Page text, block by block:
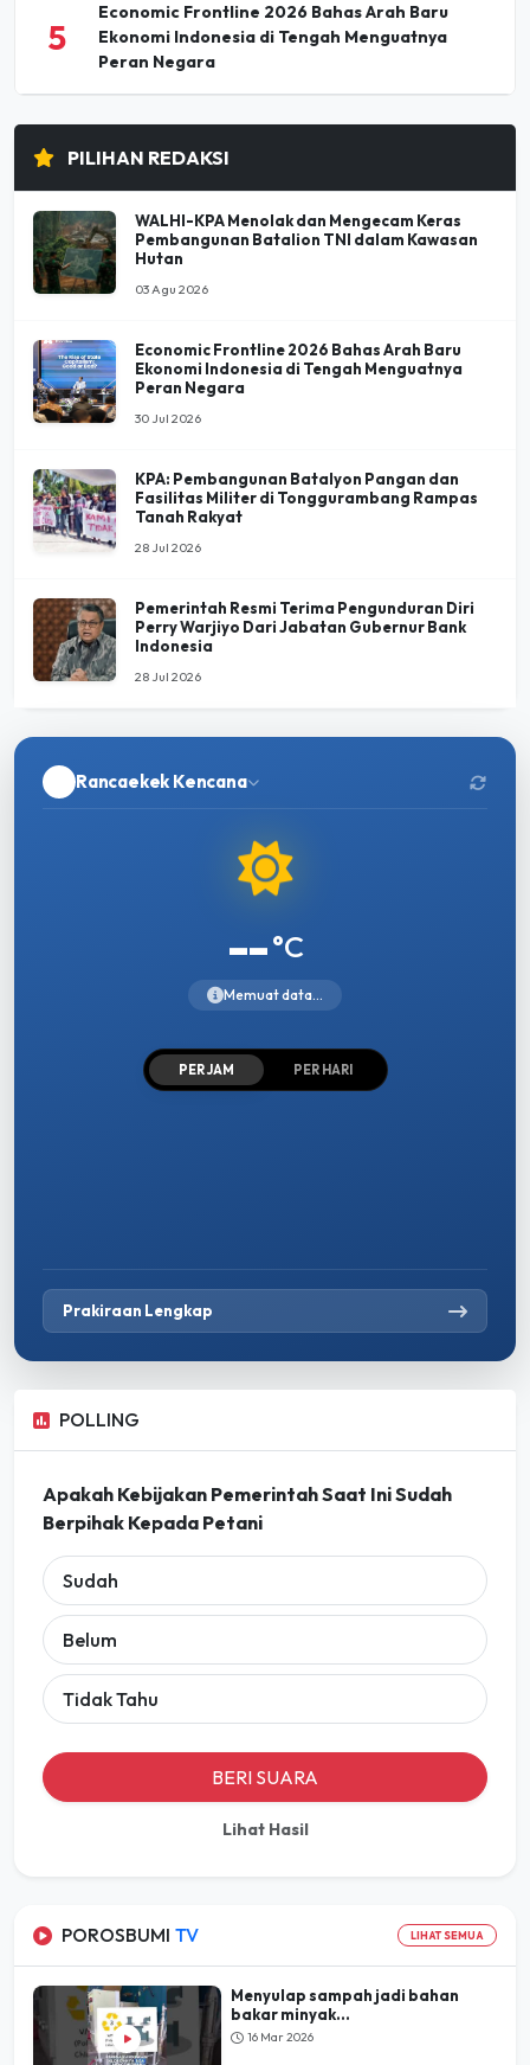
5
Economic Frontline 2026 Bahas Arah Baru
Ekonomi Indonesia di Tengah Menguatnya
Peran Negara
PILIHAN REDAKSI
WALHI-KPA Menolak dan Mengecam Keras
Pembangunan Batalion TNI dalam Kawasan
Hutan
03 Agu 2026
Economic Frontline 2026 Bahas Arah Baru
Ekonomi Indonesia di Tengah Menguatnya
Peran Negara
30 Jul 2026
KPA: Pembangunan Batalyon Pangan dan
Fasilitas Militer di Tonggurambang Rampas
Tanah Rakyat
28 Jul 2026
Pemerintah Resmi Terima Pengunduran Diri
Perry Warjiyo Dari Jabatan Gubernur Bank
Indonesia
28 Jul 2026
Rancaekek Kencana
--°C
Memuat data...
PER JAM PER HARI
Prakiraan Lengkap
POLLING
Apakah Kebijakan Pemerintah Saat Ini Sudah
Berpihak Kepada Petani
Sudah
Belum
Tidak Tahu
BERI SUARA
Lihat Hasil
POROSBUMI TV LIHAT SEMUA
Menyulap sampah jadi bahan
bakar minyak...
16 Mar 2026